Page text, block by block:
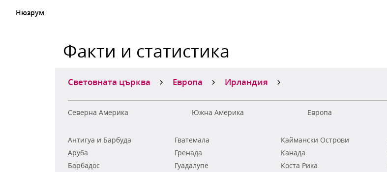
Нюзрум
Факти и статистика
Световната църква Европа Ирландия
Северна Америка Южна Америка Европа
Антигуа и Барбуда
Аруба
Барбадос
Гватемала
Гренада
Гуадалупе
Каймански Острови
Канада
Коста Рика